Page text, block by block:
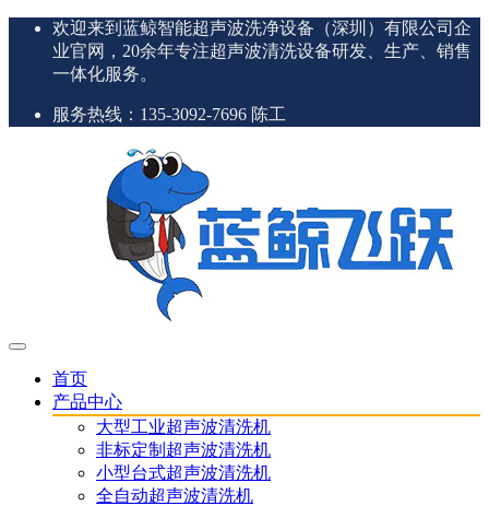
欢迎来到蓝鲸智能超声波洗净设备（深圳）有限公司企
业官网，20余年专注超声波清洗设备研发、生产、销售
一体化服务。
服务热线：135-3092-7696 陈工
首页
产品中心
大型工业超声波清洗机
非标定制超声波清洗机
小型台式超声波清洗机
全自动超声波清洗机